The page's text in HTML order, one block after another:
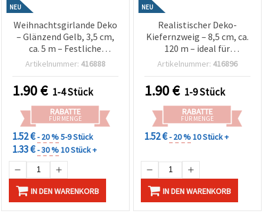
NEU
Weihnachtsgirlande Deko
– Glänzend Gelb, 3,5 cm,
ca. 5 m – Festliche
Lametta-Girlande für
Weihnachtsbaum- &
Wohnraumdekoration
Artikelnummer: 416888
1.90€ 1-4 Stück
RABATTE
FÜR MENGE
1.52 €- 20 %5-9 Stück
1.33 €- 30 %10 Stück +
IN DEN WARENKORB
NEU
Realistischer Deko-
Kiefernzweig – 8,5 cm, ca.
120 m – ideal für
Weihnachtsgirlanden,
Basteldekorationen
Artikelnummer: 416896
1.90€ 1-9 Stück
RABATTE
FÜR MENGE
1.52 €- 20 %10 Stück +
IN DEN WARENKORB